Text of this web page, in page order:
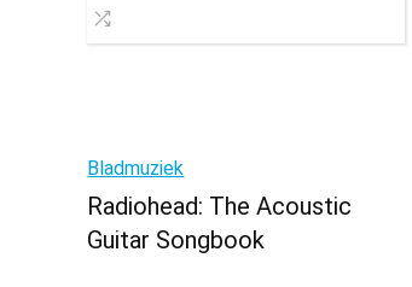
Bladmuziek
Radiohead: The Acoustic
Guitar Songbook